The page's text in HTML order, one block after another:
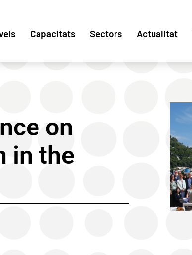
Capacitats Sectors Actualitat
on
in the